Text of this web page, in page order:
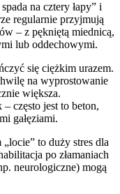
na cztery łapy” i
regularnie przyjmują
– z pękniętą miednicą,
lub oddechowymi.
się ciężkim urazem.
na wyprostowanie
większa.
często jest to beton,
gałęziami.
to duży stres dla
po złamaniach
neurologiczne) mogą